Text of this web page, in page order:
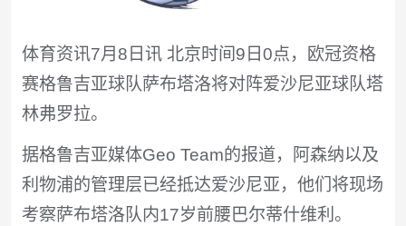
体育资讯7月8日讯 北京时间9日0点，欧冠资格
赛格鲁吉亚球队萨布塔洛将对阵爱沙尼亚球队塔
林弗罗拉。
据格鲁吉亚媒体Geo Team的报道，阿森纳以及
利物浦的管理层已经抵达爱沙尼亚，他们将现场
考察萨布塔洛队内17岁前腰巴尔蒂什维利。